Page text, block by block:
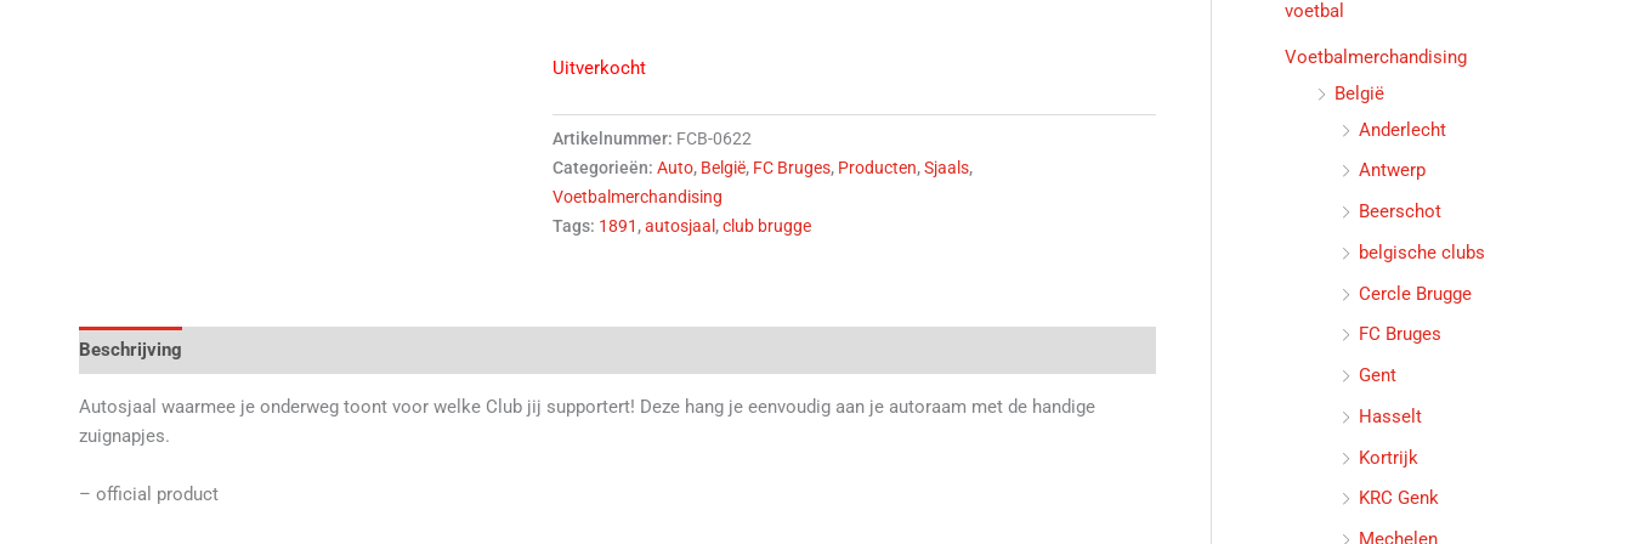
Uitverkocht
Artikelnummer: FCB-0622
Categorieën:Auto, België, FC Bruges, Producten,Sjaals,
Voetbalmerchandising
Tags: 1891 ,autosjaal ,club brugge
Beschrijving
Autosjaal waarmee je onderweg toont voor welke Club jij supportert! Deze hang je eenvoudig aan je autoraam met de handige
zuignapjes.
– official product
voetbal
Voetbalmerchandising
België
Anderlecht
Antwerp
Beerschot
belgische clubs
Cercle Brugge
FC Bruges
Gent
Hasselt
Kortrijk
KRC Genk
Mechelen